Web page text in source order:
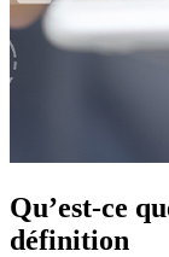
Qu’est-ce
définition